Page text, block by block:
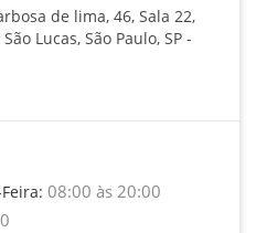
de lima, 46, Sala 22,
Lucas, São Paulo, SP -
08:00 às 20:00